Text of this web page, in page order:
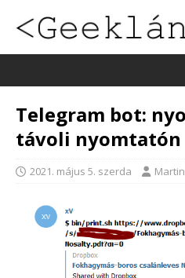
Telegram bot:
távoli nyomtatón
2021. május 5. szerda